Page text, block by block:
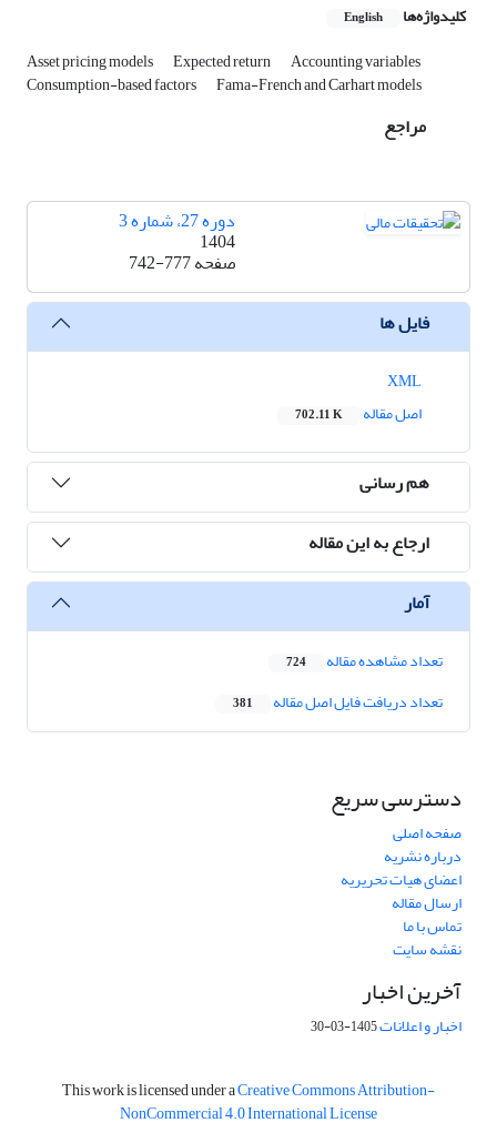
کلیدواژه‌ها English
Asset pricing models Expected return Accounting variables
Consumption-based factors Fama-French and Carhart models
مراجع
دوره 27، شماره 3
1404
صفحه742-777
فایل ها
اصل مقاله
702.11 K
هم رسانی
ارجاع به این مقاله
آمار
تعداد مشاهده مقاله 724
تعداد دریافت فایل اصل مقاله 381
دسترسی سریع
صفحه اصلی
درباره نشریه
اعضای هیات تحریریه
ارسال مقاله
تماس با ما
نقشه سایت
آخرین اخبار
اخبار و اعلانات1405-03-30
This work is licensed under aCreative Commons Attribution-
NonCommercial 4.0 International License